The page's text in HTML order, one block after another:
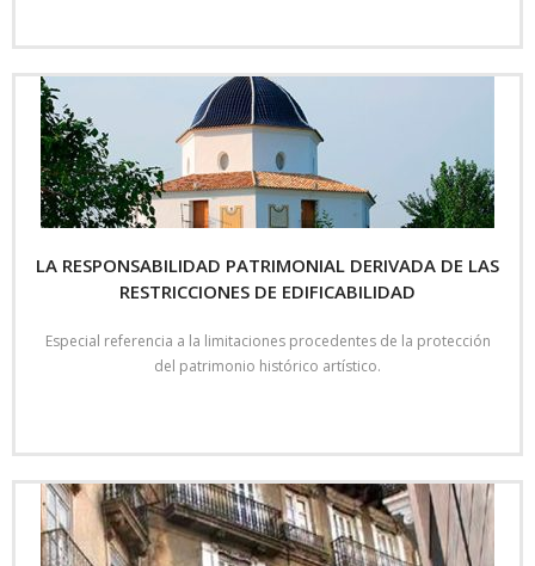
LA RESPONSABILIDAD PATRIMONIAL DERIVADA DE LAS
RESTRICCIONES DE EDIFICABILIDAD
Especial referencia a la limitaciones procedentes de la protección
del patrimonio histórico artístico.